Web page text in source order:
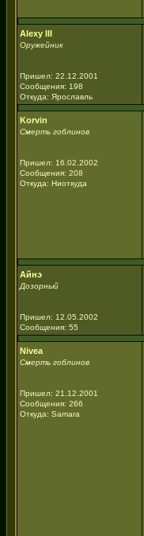
Alexy III
Оружейник
Пришел: 22.12.2001
Сообщения: 198
Откуда: Ярославль
Korvin
Смерть гоблинов
Пришел: 16.02.2002
Сообщения: 208
Откуда: Ниоткуда
Айнэ
Дозорный
Пришел: 12.05.2002
Сообщения: 55
Nivea
Смерть гоблинов
Пришел: 21.12.2001
Сообщения: 266
Откуда: Samara